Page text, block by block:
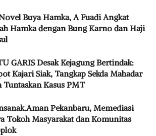
Buya Hamka, A Fuadi Angkat
Hamka dengan Bung Karno dan Haji
GARIS Desak Kejagung Bertindak:
Kajari Siak, Tangkap Sekda Mahadar
Tuntaskan Kasus PMT
Pekanbaru, Memediasi
Tokoh Masyarakat dan Komunitas